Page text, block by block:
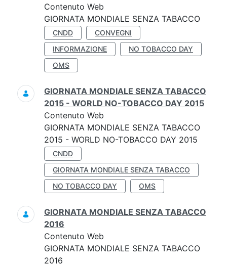
Contenuto Web
GIORNATA MONDIALE SENZA TABACCO
CNDD
CONVEGNI
INFORMAZIONE
NO TOBACCO DAY
OMS
GIORNATA MONDIALE SENZA TABACCO
2015 - WORLD NO-TOBACCO DAY 2015
Contenuto Web
GIORNATA MONDIALE SENZA TABACCO
2015 - WORLD NO-TOBACCO DAY 2015
CNDD
GIORNATA MONDIALE SENZA TABACCO
NO TOBACCO DAY
OMS
GIORNATA MONDIALE SENZA TABACCO
2016
Contenuto Web
GIORNATA MONDIALE SENZA TABACCO
2016